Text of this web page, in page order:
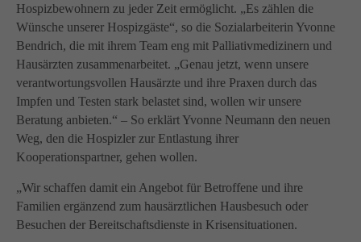
Hospizbewohnern zu jeder Zeit ermöglicht. „Es zählen die
Wünsche unserer Hospizgäste“, so die Sozialarbeiterin Yvonne
Bendrich, die mit ihrem Team eng mit Palliativmedizinern und
Hausärzten zusammenarbeitet. „Genau jetzt, wenn unsere
verantwortungsvollen Hausärzte und ihre Praxen durch das
Impfen und Testen stark belastet sind, wollen wir unsere
Beratung anbieten.“ – So erklärt Yvonne Neumann den neuen
Weg, den die Hospizler zur Entlastung ihrer
Kooperationspartner, gehen wollen.
„Wir schaffen damit ein Angebot für Betroffene und ihre
Familien ergänzend zum hausärztlichen Hausbesuch oder
Besuchen der Bereitschaftsdienste in Krisensituationen.